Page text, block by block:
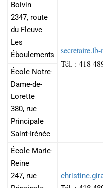
Boivin
2347, route
du Fleuve
Les
Éboulements
Tél. : 418
École Notre-
Dame-de-
Lorette
380, rue
Principale
Saint-Irénée
École Marie-
Reine
247, rue